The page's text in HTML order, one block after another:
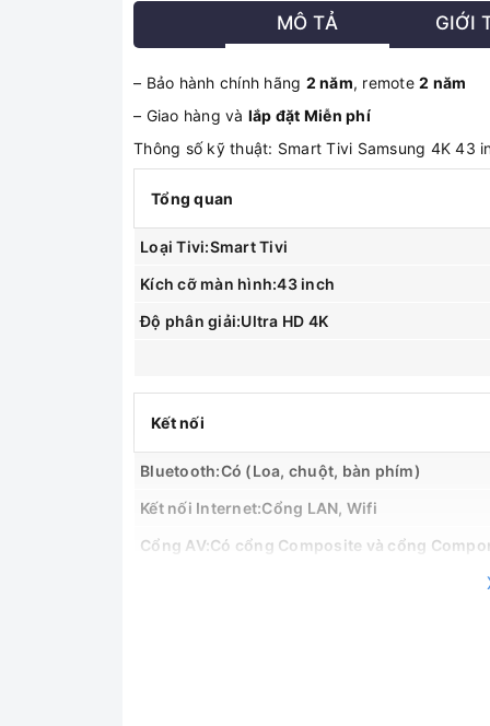
MÔ TẢ GIỚI
– Bảo hành chính hãng 2 năm, remote 2 năm
– Giao hàng và lắp đặt Miễn phí
Thông số kỹ thuật: Smart Tivi Samsung 4K 43
Tổng quan
Loại Tivi:Smart Tivi
Kích cỡ màn hình:43 inch
Độ phân giải:Ultra HD 4K
Kết nối
Bluetooth:Có (Loa, chuột, bàn phím)
Kết nối Internet:Cổng LAN, Wifi
Cổng AV:Có cổng Composite và cổng